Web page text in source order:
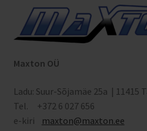
Maxton OÜ
Ladu: Suur-Sõjamäe 25a |
Tel. +372 6 027 656
e-kiri
maxton@maxton.ee